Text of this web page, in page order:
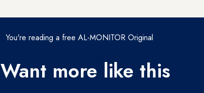
You're reading a free AL-MONITOR Original
Want more like this?